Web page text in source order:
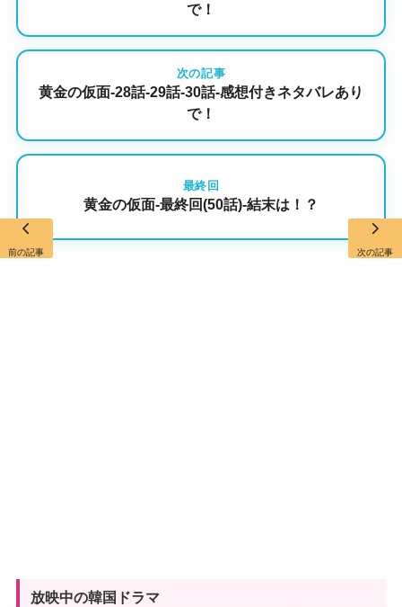
で！
次の記事
黄金の仮面-28話-29話-30話-感想付きネタバレあり
で！
最終回
黄金の仮面-最終回(50話)-結末は！？
放映中の韓国ドラマ
前の記事 次の記事